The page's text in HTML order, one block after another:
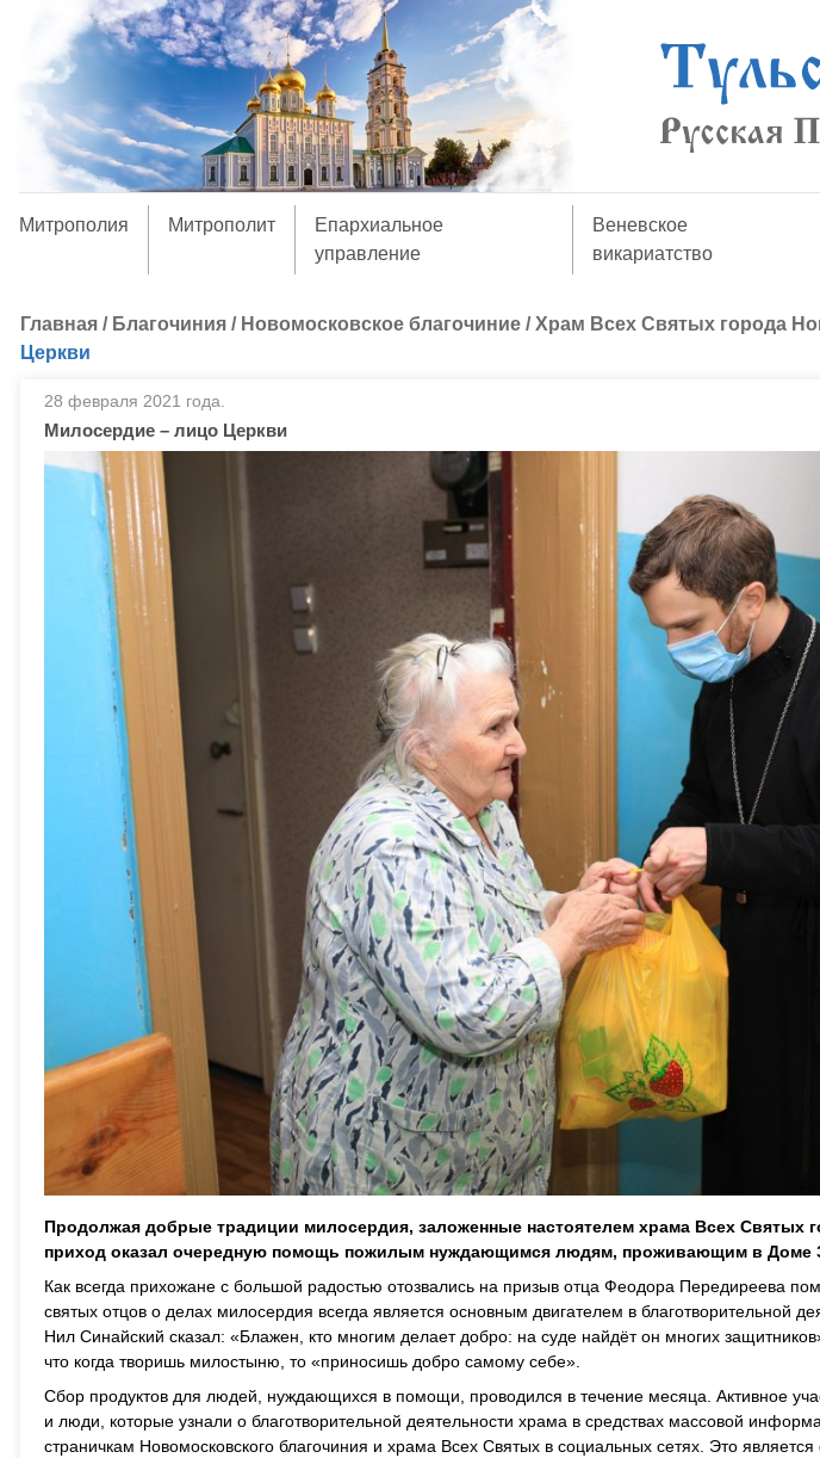
Митрополия Митрополит
Епархиальное
управление
Веневское
викариатство
Главная / Благочиния / Новомосковское благочиние /Храм Всех Святых города
Церкви
28 февраля 2021 года.
Милосердие – лицо Церкви
Продолжая добрые традиции милосердия, заложенные настоятелем храма Всех Святых
приход оказал очередную помощь пожилым нуждающимся людям, проживающим в Доме
Как всегда прихожане с большой радостью отозвались на призыв отца Феодора Передиреева
святых отцов о делах милосердия всегда является основным двигателем в благотворительной
Нил Синайский сказал: «Блажен, кто многим делает добро: на суде найдёт он многих
что когда творишь милостыню, то «приносишь добро самому себе».
Сбор продуктов для людей, нуждающихся в помощи, проводился в течение месяца. Активное
и люди, которые узнали о благотворительной деятельности храма в средствах массовой
страничкам Новомосковского благочиния и храма Всех Святых в социальных сетях. Это